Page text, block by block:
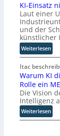
l
e
r
b
e
f
ü
r
c
h
t
e
n
K
u
d
i
e
z
e
i
g
t
M
i
s
s
t
KI-Einsatz
Laut einer
und der
künstlicher
Weiterlesen:
K
I
-
E
i
n
s
a
Itac
Warum KI
Rolle ein
Die Vision
Intelligenz
Weiterlesen:
W